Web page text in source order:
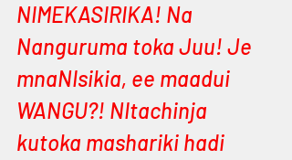
NIMEKASIRIKA! Na
Nanguruma toka Juu! Je
mnaNIsikia, ee maadui
WANGU?! NItachinja
kutoka mashariki hadi